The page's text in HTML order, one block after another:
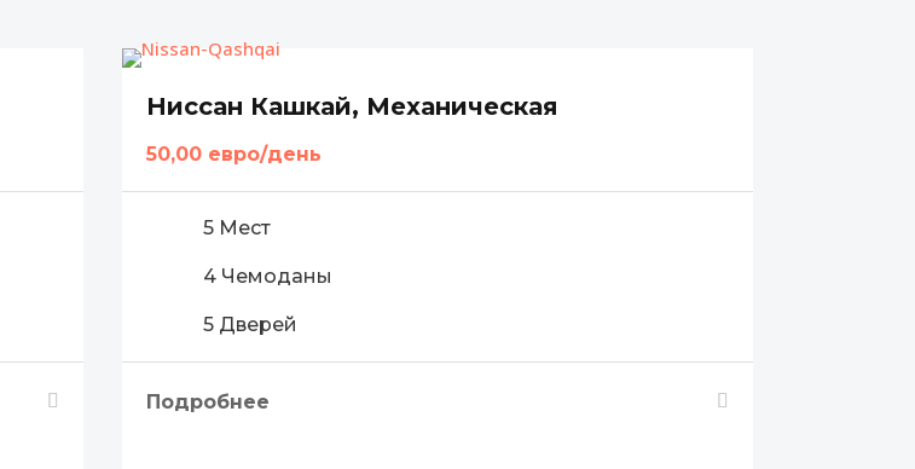
Ниссан Кашкай, Механическая
50,00 евро/день
5 Мест
4 Чемоданы
5 Дверей
Подробнее